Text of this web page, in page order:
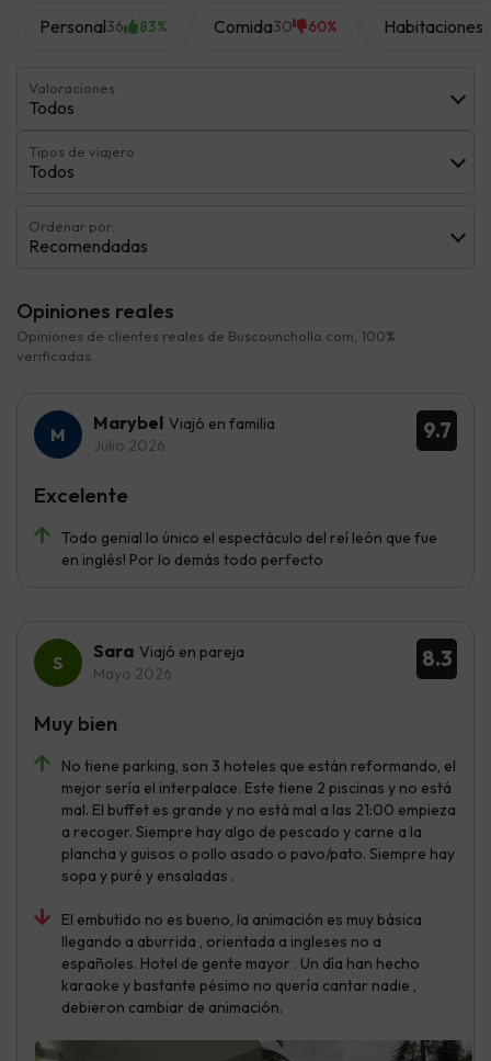
Personal36 83% Comida30 60% Habitaciones
Valoraciones
Todos
Tipos de viajero
Todos
Ordenar por:
Recomendadas
Opiniones reales
Opiniones de clientes reales de Buscounchollo.com, 100%
verificadas.
9.7
Marybel Viajó en familia
Julio 2026
Todo genial lo único el espectáculo del reí león que fue
en inglés! Por lo demás todo perfecto
Excelente
8.3
Sara Viajó en pareja
Mayo 2026
No tiene parking, son 3 hoteles que están reformando, el
mejor sería el interpalace. Este tiene 2 piscinas y no está
mal. El buffet es grande y no está mal a las 21:00 empieza
a recoger. Siempre hay algo de pescado y carne a la
plancha y guisos o pollo asado o pavo/pato. Siempre hay
sopa y puré y ensaladas .
El embutido no es bueno, la animación es muy básica
llegando a aburrida , orientada a ingleses no a
españoles. Hotel de gente mayor . Un día han hecho
karaoke y bastante pésimo no quería cantar nadie ,
debieron cambiar de animación.
Muy bien